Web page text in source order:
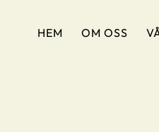
HEM OM OSS